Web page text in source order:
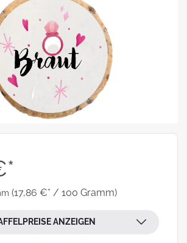
(17,86 €* / 100 Gramm)
ANZEIGEN